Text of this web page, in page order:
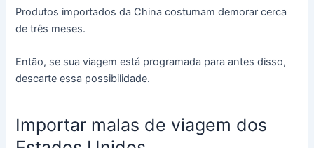
Produtos importados da China costumam demorar cerca
de três meses.
Então, se sua viagem está programada para antes disso,
descarte essa possibilidade.
Importar malas de viagem dos